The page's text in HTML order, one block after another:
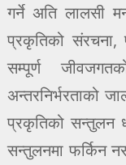
गर्ने अति लालसी
प्रकृतिको संरचना,
सम्पूर्ण
अन्तरनिर्भरताको
प्रकृतिको सन्तुलन
सन्तुलनमा फर्किन